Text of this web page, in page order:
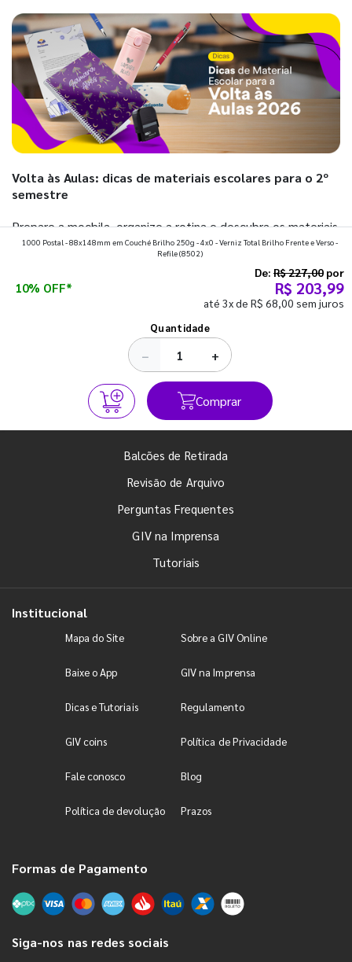
Volta às Aulas: dicas de materiais escolares para o 2º
semestre
Prepare a mochila, organize a rotina e descubra os materiais
que fazem toda diferença para começar o segundo
1000 Postal - 88x148mm em Couché Brilho 250g - 4x0 - Verniz Total Brilho Frente e Verso -
Refile(8502)
10% OFF*
De: R$ 227,00 por
R$ 203,99
até 3x de R$ 68,00 sem juros
Quantidade
− +
Comprar
Balcões de Retirada
Revisão de Arquivo
Perguntas Frequentes
GIV na Imprensa
Tutoriais
Institucional
Mapa do Site Sobre a GIV Online
Baixe o App GIV na Imprensa
Dicas e Tutoriais Regulamento
GIV coins Política de Privacidade
Fale conosco Blog
Política de devolução Prazos
Formas de Pagamento
Siga-nos nas redes sociais